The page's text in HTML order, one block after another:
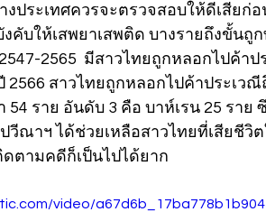
งประเทศควรจะตรวจสอบให้ดีเสียก่
คับให้เสพยาเสพติด บางรายถึงขั้น
2565  มีสาวไทยถูกหลอกไปค้าป
2566 สาวไทยถูกหลอกไปค้าประเวณี
54 ราย อันดับ 3 คือ บาห์เรน 25 ราย
วีณาฯ ได้ช่วยเหลือสาวไทยที่เสียชีวิ
ตามคดีก็เป็นไปได้ยาก
video/